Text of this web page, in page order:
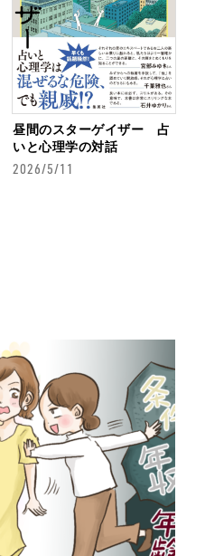
昼間のスターゲイザー 占
いと心理学の対話
2026/5/11